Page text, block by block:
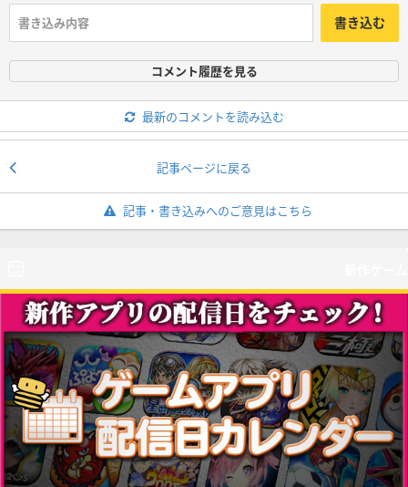
書き込む
コメント履歴を見る
最新のコメントを読み込む
記事ページに戻る
記事・書き込みへのご意見はこちら